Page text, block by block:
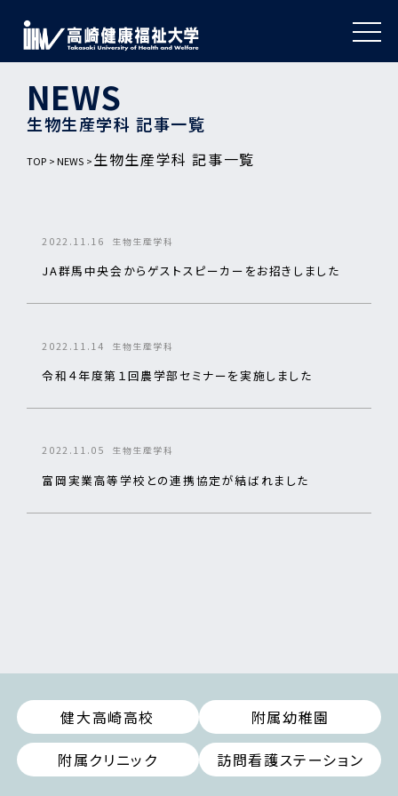
NEWS
生物生産学科 記事一覧
TOP NEWS 生物生産学科 記事一覧
2022.11.16 生物生産学科
JA群馬中央会からゲストスピーカーをお招きしました
2022.11.14 生物生産学科
令和４年度第１回農学部セミナーを実施しました
2022.11.05 生物生産学科
富岡実業高等学校との連携協定が結ばれました
健大高崎高校
附属幼稚園
附属クリニック
訪問看護ステーション